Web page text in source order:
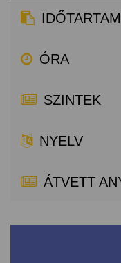
IDŐTARTAM
ÓRA
SZINTEK
NYELV
ÁTVETT